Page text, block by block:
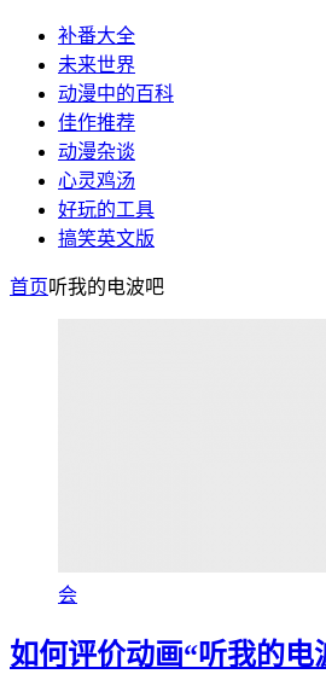
补番大全
未来世界
动漫中的百科
佳作推荐
动漫杂谈
心灵鸡汤
好玩的工具
搞笑英文版
首页听我的电波吧
会
如何评价动画“听我的电